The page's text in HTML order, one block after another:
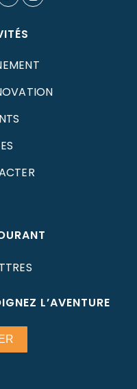
L’AVENTURE